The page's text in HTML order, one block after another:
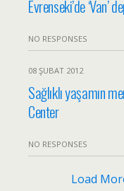
Evrenseki’de ‘Van’
NO RESPONSES
08 ŞUBAT 2012
Sağlıklı yaşamın
Center
NO RESPONSES
Load